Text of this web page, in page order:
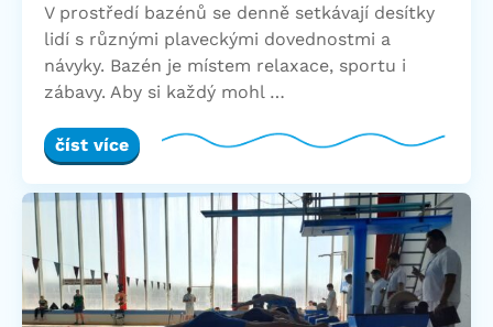
V prostředí bazénů se denně setkávají desítky
lidí s různými plaveckými dovednostmi a
návyky. Bazén je místem relaxace, sportu i
zábavy. Aby si každý mohl …
číst více